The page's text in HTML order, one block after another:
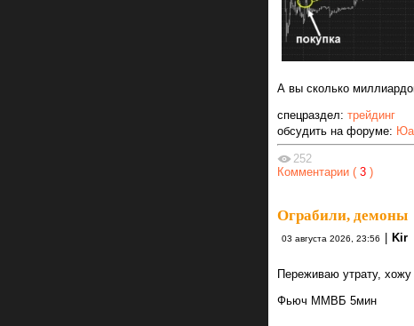
А вы сколько
спецраздел: трейдинг
обсудить на форуме:
252
Комментарии ( 3 )
Ограбили, демоны
03 августа 2026, 23:56 | Kir
Переживаю утрату,
Фьюч ММВБ 5мин